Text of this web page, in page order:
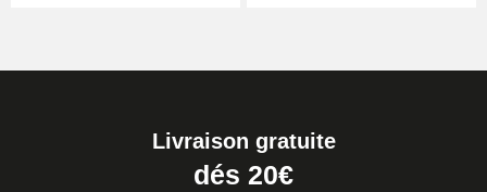
Livraison gratuite
dés 20€